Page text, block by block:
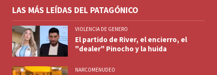
LAS MÁS LEÍDAS DEL PATAGÓNICO
VIOLENCIA DE GENERO
El partido de River, el encierro, el
"dealer" Pinocho y la huida
NARCOMENUDEO